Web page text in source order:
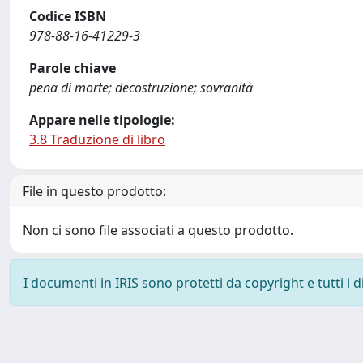
Codice ISBN
978-88-16-41229-3
Parole chiave
pena di morte; decostruzione; sovranità
Appare nelle tipologie:
3.8 Traduzione di libro
File in questo prodotto:
Non ci sono file associati a questo prodotto.
I documenti in IRIS sono protetti da copyright e tutti i